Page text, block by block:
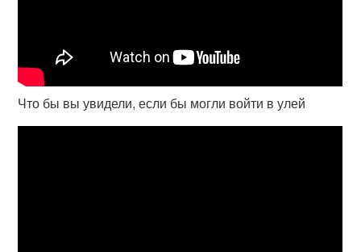
Что бы вы увидели, если бы могли войти в улей